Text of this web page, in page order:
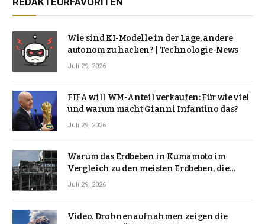
Wie sind KI-Modelle in der Lage, andere
autonom zu hacken? | Technologie-News
Juli 29, 2026
FIFA will WM-Anteil verkaufen: Für wie viel
und warum macht Gianni Infantino das?
Juli 29, 2026
Warum das Erdbeben in Kumamoto im
Vergleich zu den meisten Erdbeben, die
Japan erschütterten, ungewöhnlich ist
Juli 29, 2026
Video. Drohnenaufnahmen zeigen die